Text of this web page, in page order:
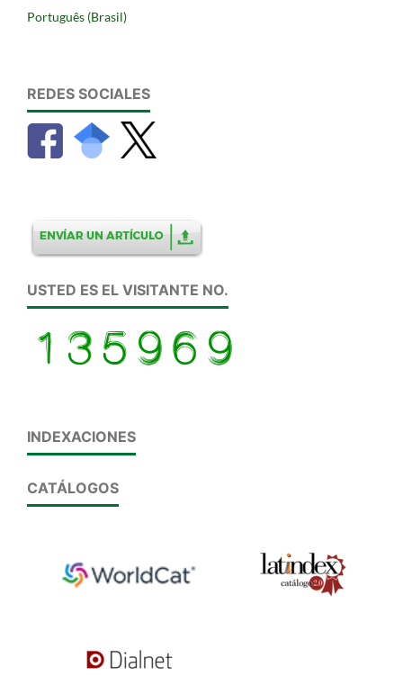
Português (Brasil)
REDES SOCIALES
USTED ES EL VISITANTE NO.
INDEXACIONES
CATÁLOGOS